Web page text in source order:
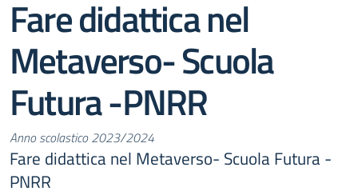
Fare didattica nel
Metaverso- Scuola
Futura -PNRR
Anno scolastico 2023/2024
Fare didattica nel Metaverso- Scuola Futura -
PNRR